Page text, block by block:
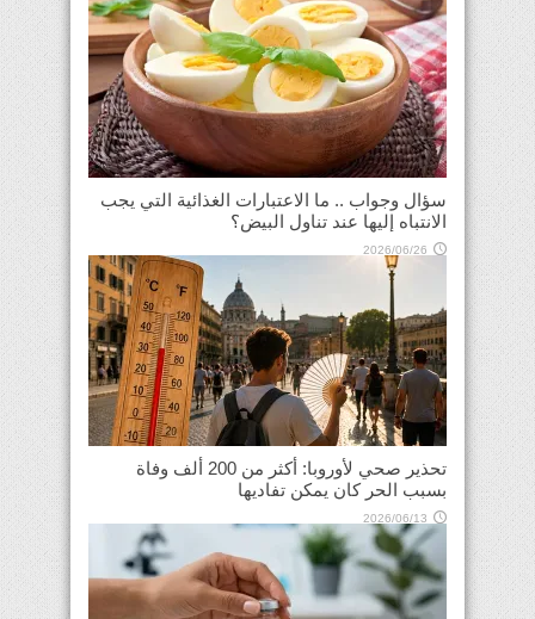
سؤال وجواب .. ما الاعتبارات الغذائية التي يجب
الانتباه إليها عند تناول البيض؟
2026/06/26
تحذير صحي لأوروبا: أكثر من 200 ألف وفاة
بسبب الحر كان يمكن تفاديها
2026/06/13